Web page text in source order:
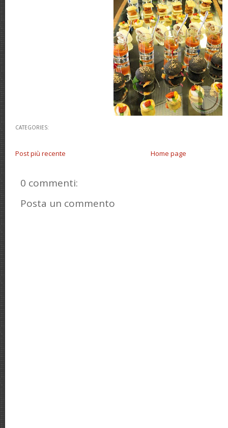
CATEGORIES:
Post più recente Home page
0 commenti:
Posta un commento